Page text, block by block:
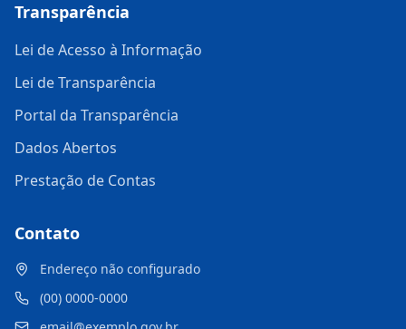
Transparência
Lei de Acesso à Informação
Lei de Transparência
Portal da Transparência
Dados Abertos
Prestação de Contas
Contato
Endereço não configurado
(00) 0000-0000